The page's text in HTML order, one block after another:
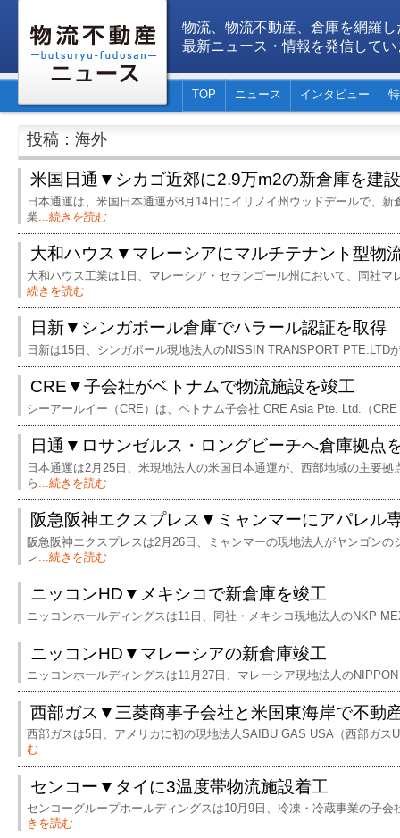
物流、物流不動産、倉庫を網羅し
最新ニュース・情報を発信してい
TOP ニュース インタビュー
投稿：海外
米国日通▼シカゴ近郊に2.9万m2の新倉庫を建設
日本通運は、米国日本通運が8月14日にイリノイ州ウッドデールで、
業...続きを読む
大和ハウス▼マレーシアにマルチテナント型物
大和ハウス工業は1日、マレーシア・セランゴール州において、同社マ
続きを読む
日新▼シンガポール倉庫でハラール認証を取得
日新は15日、シンガポール現地法人のNISSIN TRANSPORT PTE.LTD
CRE▼子会社がベトナムで物流施設を竣工
シーアールイー（CRE）は、ベトナム子会社 CRE Asia Pte. Ltd.（
日通▼ロサンゼルス・ロングビーチへ倉庫拠点
日本通運は2月25日、米現地法人の米国日本通運が、西部地域の主要
ら ...続きを読む
阪急阪神エクスプレス▼ミャンマーにアパレル
阪急阪神エクスプレスは2月26日、ミャンマーの現地法人がヤンゴン
レ...続きを読む
ニッコンHD▼メキシコで新倉庫を竣工
ニッコンホールディングスは11日、同社・メキシコ現地法人のNKP
ニッコンHD▼マレーシアの新倉庫竣工
ニッコンホールディングスは11月27日、マレーシア現地法人の
西部ガス▼三菱商事子会社と米国東海岸で不動
西部ガスは5日、アメリカに初の現地法人SAIBU GAS USA（西部ガス
む
センコー▼タイに3温度帯物流施設着工
センコーグループホールディングスは10月9日、冷凍・冷蔵事業の子
きを読む